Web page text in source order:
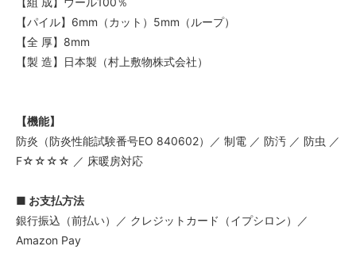
【パイル】6mm（カット）5mm（ループ）
【全 厚】8mm
【製 造】日本製（村上敷物株式会社）
【機能】
防炎（防炎性能試験番号EO 840602）／ 制電 ／ 防汚 ／ 防虫 ／
F☆☆☆☆ ／ 床暖房対応
■ お支払方法
銀行振込（前払い）／ クレジットカード（イプシロン）／
Amazon Pay